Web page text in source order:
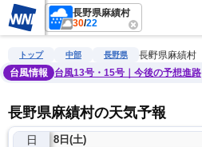
長野県麻績村
30/22
雨雲レーダー 台風情報 地震情報
トップ 中部 長野県
長野県麻績村
台風情報
台風13号・15号｜今後の予想進路
長野県麻績村の天気予報
日
8日(土)